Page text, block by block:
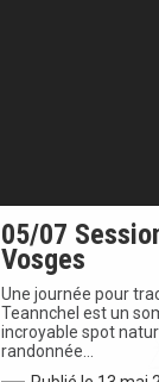
05/07
Vosges
Une journée pour
Teannchel est un
incroyable spot
randonnée…